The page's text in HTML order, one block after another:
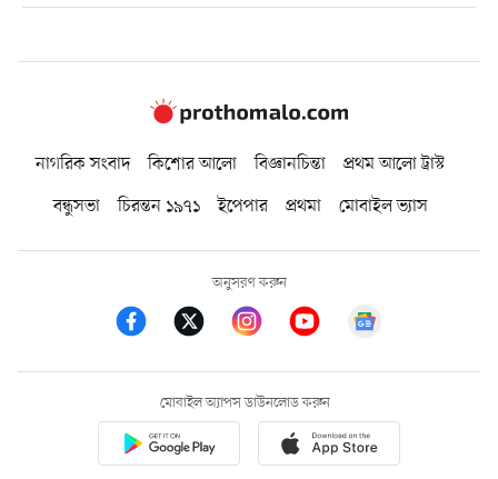
নাগরিক সংবাদ কিশোর আলো বিজ্ঞানচিন্তা
প্রথম আলো ট্রাস্ট
বন্ধুসভা
চিরন্তন ১৯৭১ ইপেপার প্রথমা মোবাইল ভ্যাস
অনুসরণ করুন
মোবাইল অ্যাপস ডাউনলোড করুন